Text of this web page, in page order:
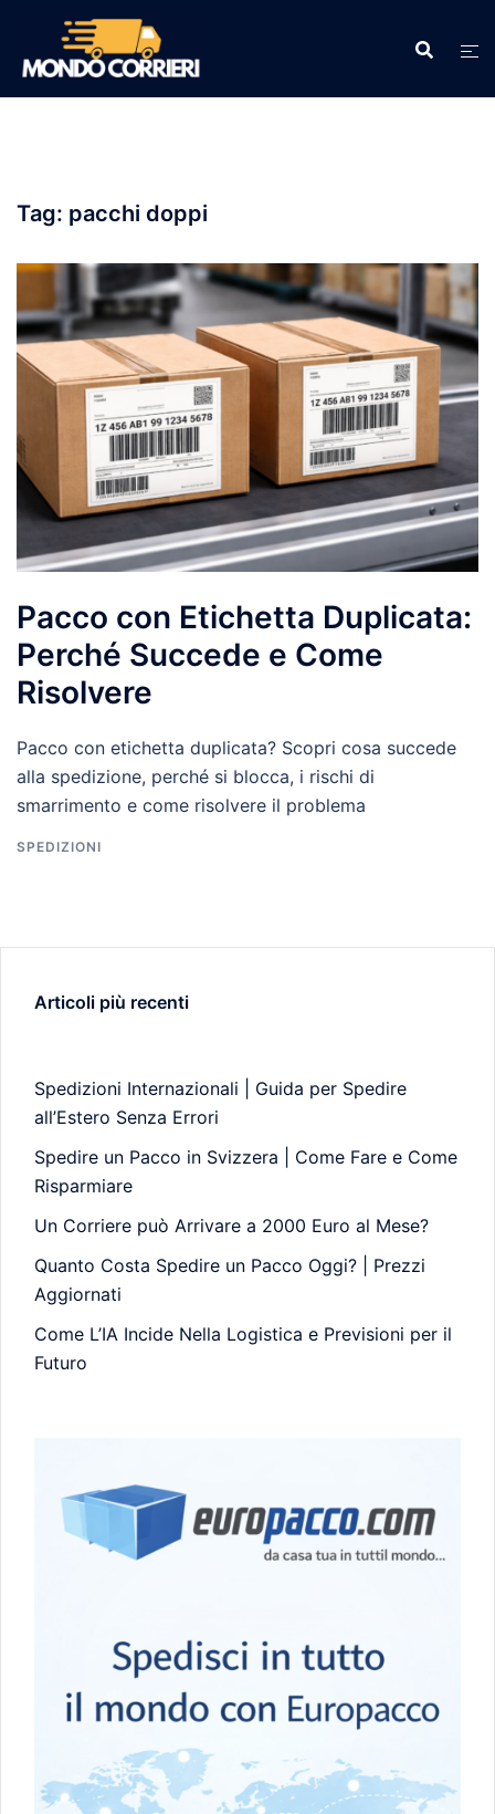
contenuto
Tag: pacchi doppi
Pacco con Etichetta Duplicata:
Perché Succede e Come
Risolvere
Pacco con etichetta duplicata? Scopri cosa succede
alla spedizione, perché si blocca, i rischi di
smarrimento e come risolvere il problema
SPEDIZIONI
Articoli più recenti
Spedizioni Internazionali | Guida per Spedire
all’Estero Senza Errori
Spedire un Pacco in Svizzera | Come Fare e Come
Risparmiare
Un Corriere può Arrivare a 2000 Euro al Mese?
Quanto Costa Spedire un Pacco Oggi? | Prezzi
Aggiornati
Come L’IA Incide Nella Logistica e Previsioni per il
Futuro